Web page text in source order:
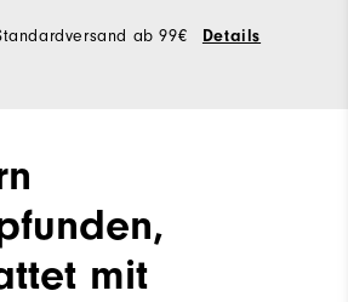
ab 99€ Details
mit